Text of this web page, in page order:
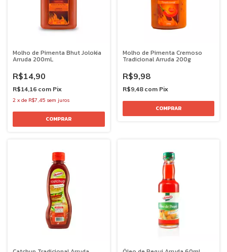
Molho de Pimenta Bhut Jolokia
Arruda 200mL
R$14,90
R$14,16 com Pix
2 x de R$7,45 sem juros
Molho de Pimenta Cremoso
Tradicional Arruda 200g
R$9,98
R$9,48 com Pix